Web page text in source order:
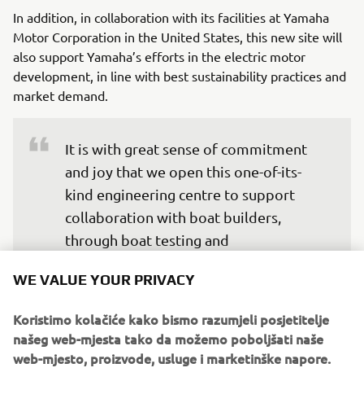
In addition, in collaboration with its facilities at Yamaha
Motor Corporation in the United States, this new site will
also support Yamaha’s efforts in the electric motor
development, in line with best sustainability practices and
market demand.
It is with great sense of commitment
and joy that we open this one-of-its-
kind engineering centre to support
collaboration with boat builders,
through boat testing and
We believe this centre will truly make a
time contributing to our global marine
sustainability goals.
WE VALUE YOUR PRIVACY
Koristimo kolačiće kako bismo razumjeli posjetitelje
našeg web-mjesta tako da možemo poboljšati naše
web-mjesto, proizvode, usluge i marketinške napore.